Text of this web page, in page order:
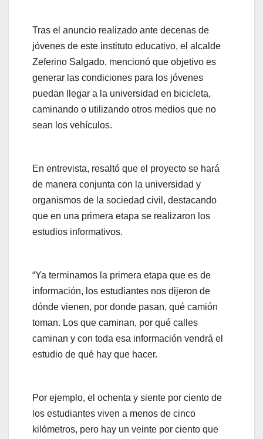
Tras el anuncio realizado ante decenas de
jóvenes de este instituto educativo, el alcalde
Zeferino Salgado, mencionó que objetivo es
generar las condiciones para los jóvenes
puedan llegar a la universidad en bicicleta,
caminando o utilizando otros medios que no
sean los vehículos.
En entrevista, resaltó que el proyecto se hará
de manera conjunta con la universidad y
organismos de la sociedad civil, destacando
que en una primera etapa se realizaron los
estudios informativos.
“Ya terminamos la primera etapa que es de
información, los estudiantes nos dijeron de
dónde vienen, por donde pasan, qué camión
toman. Los que caminan, por qué calles
caminan y con toda esa información vendrá el
estudio de qué hay que hacer.
Por ejemplo, el ochenta y siente por ciento de
los estudiantes viven a menos de cinco
kilómetros, pero hay un veinte por ciento que